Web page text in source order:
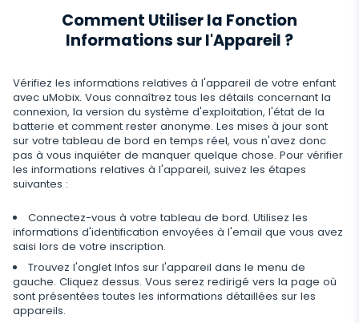
Installation en un clic
Liste des applications installées
Calendrier d'utilisation des applications
Notifications
Info sur appareil
Détecteur d'applications espion
Messagerie Signal
Suivi Google Chat
Applications de rencontre
Contacts renommés
Restreindre Applications
Bloquer un Site
Bloquer le Wi-Fi
Bloquer un Téléphone à Distance
Désactivez les messages
Restriction d’Appel
Application supplémentaire pour les parents
Régulez le stockage des données
Comment Utiliser la Fonction
Informations sur l'Appareil ?
Vérifiez les informations relatives à l'appareil de votre enfant
avec uMobix. Vous connaîtrez tous les détails concernant la
connexion, la version du système d'exploitation, l'état de la
batterie et comment rester anonyme. Les mises à jour sont
sur votre tableau de bord en temps réel, vous n'avez donc
pas à vous inquiéter de manquer quelque chose. Pour vérifier
les informations relatives à l'appareil, suivez les étapes
suivantes :
Connectez-vous à votre tableau de bord. Utilisez les
informations d'identification envoyées à l'email que vous avez
saisi lors de votre inscription.
Trouvez l'onglet Infos sur l'appareil dans le menu de
gauche. Cliquez dessus. Vous serez redirigé vers la page où
sont présentées toutes les informations détaillées sur les
appareils.